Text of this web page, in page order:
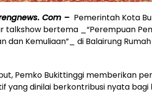
Com – Pemerintah Kota
talkshow bertema _“Perempuan
dan Kemuliaan”_ di Balairung
Pemko Bukittinggi memberikan
yang dinilai berkontribusi nyata